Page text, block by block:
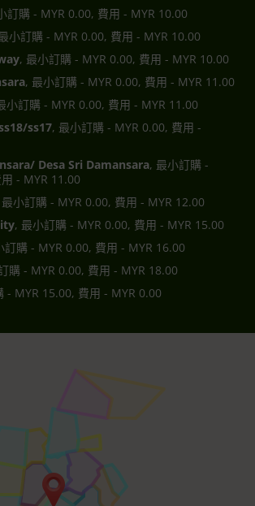
訂購 - MYR 0.00, 費用 - MYR 10.00
小訂購 - MYR 0.00, 費用 - MYR 10.00
, 最小訂購 - MYR 0.00, 費用 - MYR 10.00
, 最小訂購 - MYR 0.00, 費用 - MYR 11.00
小訂購 - MYR 0.00, 費用 - MYR 11.00
ss17, 最小訂購 - MYR 0.00, 費用 -
Desa Sri Damansara, 最小訂購 -
- MYR 11.00
小訂購 - MYR 0.00, 費用 - MYR 12.00
, 最小訂購 - MYR 0.00, 費用 - MYR 15.00
訂購 - MYR 0.00, 費用 - MYR 16.00
購 - MYR 0.00, 費用 - MYR 18.00
- MYR 15.00, 費用 - MYR 0.00